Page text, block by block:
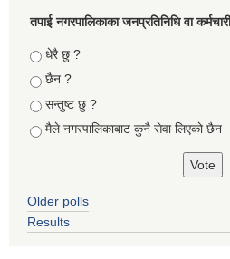
तपा‌ई नगरपालिकाका जनप्रतिनिधि वा
Choices
धेरै छु ?
छैन ?
सन्तुष्ट छु ?
मैले नगरपालिकाबाट कुनै सेवा लिएकाे छैन
Older polls
Results